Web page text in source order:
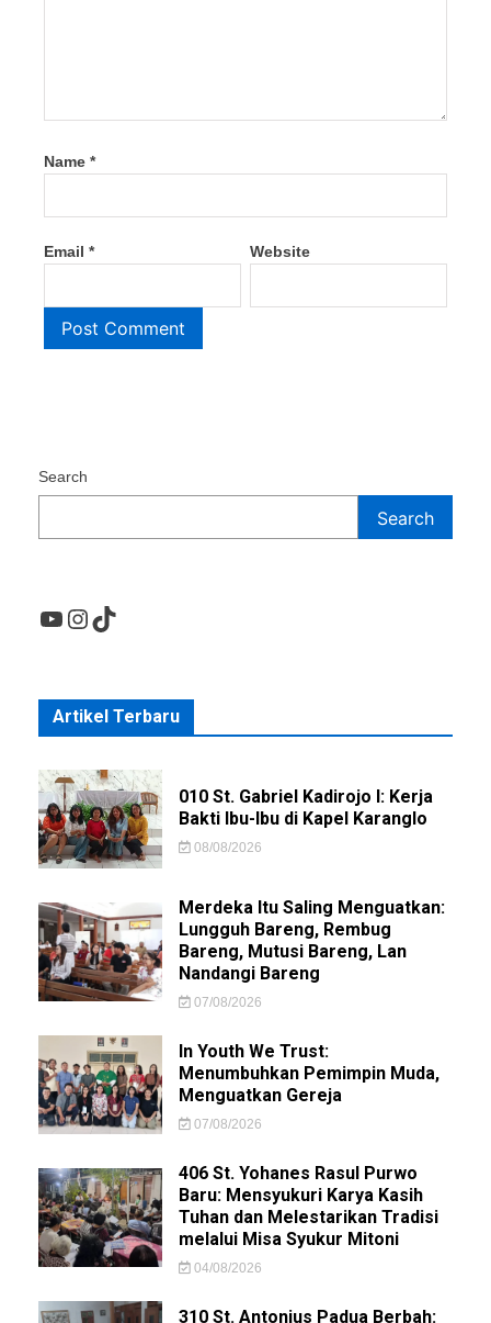
Name *
Email * Website
Search
Search
YouTube
Instagram
TikTok
Artikel Terbaru
010 St. Gabriel Kadirojo I: Kerja
Bakti Ibu-Ibu di Kapel Karanglo
08/08/2026
Merdeka Itu Saling Menguatkan:
Lungguh Bareng, Rembug
Bareng, Mutusi Bareng, Lan
Nandangi Bareng
07/08/2026
In Youth We Trust:
Menumbuhkan Pemimpin Muda,
Menguatkan Gereja
07/08/2026
406 St. Yohanes Rasul Purwo
Baru: Mensyukuri Karya Kasih
Tuhan dan Melestarikan Tradisi
melalui Misa Syukur Mitoni
04/08/2026
310 St. Antonius Padua Berbah: